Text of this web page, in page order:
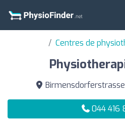
Centres de
044 416